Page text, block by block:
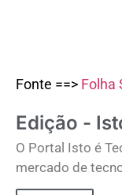
Fonte ==> Folha
Edição -
O Portal Isto é
mercado de